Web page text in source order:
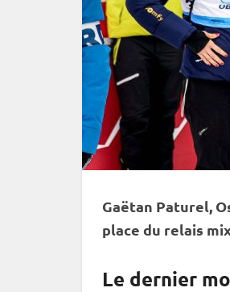
Gaëtan Paturel,
place du relais
Le dernier